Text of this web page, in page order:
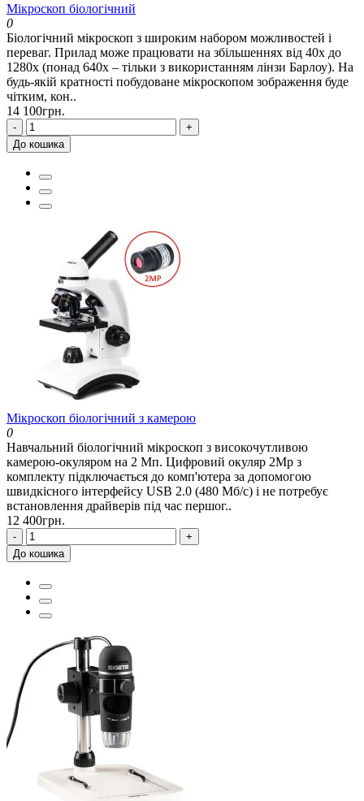
Мікроскоп біологічний
0
Біологічний мікроскоп з широким набором можливостей і
переваг. Прилад може працювати на збільшеннях від 40x до
1280x (понад 640x – тільки з використанням лінзи Барлоу). На
будь-якій кратності побудоване мікроскопом зображення буде
чітким, кон..
14 100грн.
-
+
До кошика
Мікроскоп біологічний з камерою
0
Навчальний біологічний мікроскоп з високочутливою
камерою-окуляром на 2 Мп. Цифровий окуляр 2Mp з
комплекту підключається до комп'ютера за допомогою
швидкісного інтерфейсу USB 2.0 (480 Мб/с) і не потребує
встановлення драйверів під час першог..
12 400грн.
-
+
До кошика